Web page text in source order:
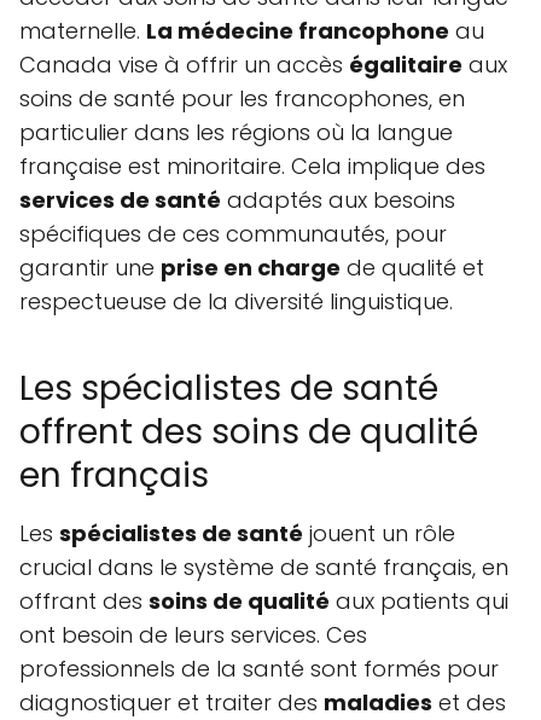
maternelle. La médecine francophone au
Canada vise à offrir un accès égalitaire aux
soins de santé pour les francophones, en
particulier dans les régions où la langue
française est minoritaire. Cela implique des
services de santé adaptés aux besoins
spécifiques de ces communautés, pour
garantir une prise en charge de qualité et
respectueuse de la diversité linguistique.
Les spécialistes de santé
offrent des soins de qualité
en français
Les spécialistes de santé jouent un rôle
crucial dans le système de santé français, en
offrant des soins de qualité aux patients qui
ont besoin de leurs services. Ces
professionnels de la santé sont formés pour
diagnostiquer et traiter des maladies et des